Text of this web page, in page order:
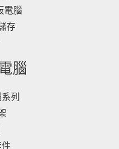
電腦
存
腦
列
件